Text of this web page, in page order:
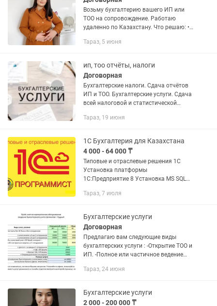
Возьму бухгалтерию вашего ИП или
ТОО на сопровождение. Работаю
удаленно по Казахстану. Что решаю: •
зарплата и сотрудники • ЭСФ, АБР,
Тараз, 5 июня
ип, тоо отчёты, налоги
Договорная
Бухгалтерские налоги. Сдача отчётов
ИП и ТОО. Бухгалтерские услуги. Сдача
всей налоговой и статистической
Ведение бухгалтерии удаленно для
Тараз, 19 июня
1С Бухгалтерия для Казахстана
4 000 - 64 000 ₸
Типовые и отраслевые решения 1С
Установка платформы
1С:Предприятие 8 Установка MS SQL
всех типовых конфигураций 1С
Настройка...
Тараз, 7 июля
Бухгалтерские услуги
Договорная
Предлагаю вам следующие виды
бухгалтерских услуги : -Открытие ТОО и
ИП. -Полное или частичное ведение
налоговых и статистических отчетов.
Тараз, 24 июня
Бухгалтерские услуги
2 000 - 200 000 ₸